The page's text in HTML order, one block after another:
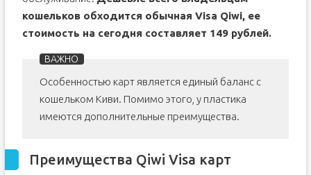
кошельков обходится обычная Visa Qiwi, ее
стоимость на сегодня составляет 149 рублей.
Особенностью карт является единый баланс с
кошельком Киви. Помимо этого, у пластика
имеются дополнительные преимущества.
Преимущества Qiwi Visa карт